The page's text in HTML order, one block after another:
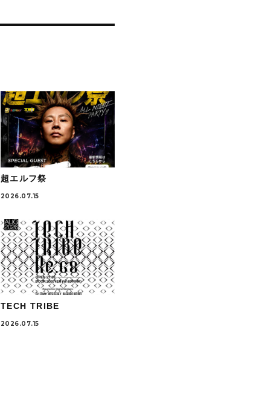
超エルフ祭
2026.07.15
TECH TRIBE
2026.07.15